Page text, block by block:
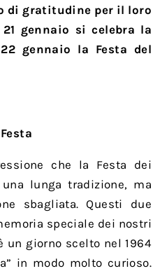
di gratitudine per il loro
gennaio si celebra la
gennaio la Festa del
che la Festa dei
lunga tradizione, ma
sbagliata. Questi due
speciale dei nostri
un giorno scelto nel 1964
in modo molto curioso.